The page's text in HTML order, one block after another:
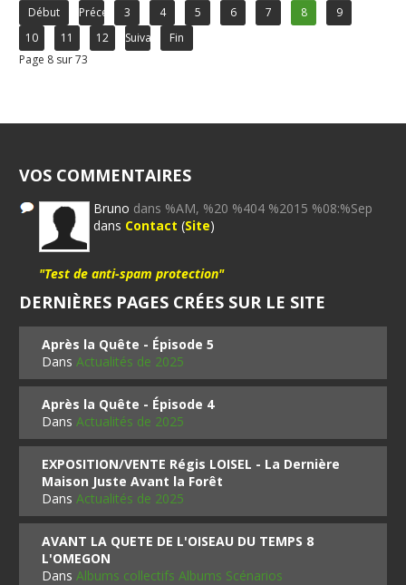
Début Précédent
3 4 5 6 7 8
9
10
11 12 Suivant
Fin
Page 8 sur 73
VOS COMMENTAIRES
Bruno dans %AM, %20 %404 %2015 %08:%Sep
dans Contact (Site)
"Test de anti-spam protection"
DERNIÈRES PAGES CRÉES SUR LE SITE
Après la Quête - Épisode 5
DansActualités de 2025
Après la Quête - Épisode 4
DansActualités de 2025
EXPOSITION/VENTE Régis LOISEL - La Dernière
Maison Juste Avant la Forêt
DansActualités de 2025
AVANT LA QUETE DE L'OISEAU DU TEMPS 8
L'OMEGON
DansAlbums collectifs Albums Scénarios